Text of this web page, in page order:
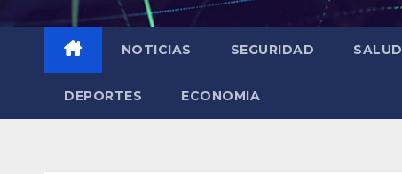
NOTICIAS SEGURIDAD SALUD
DEPORTES ECONOMIA